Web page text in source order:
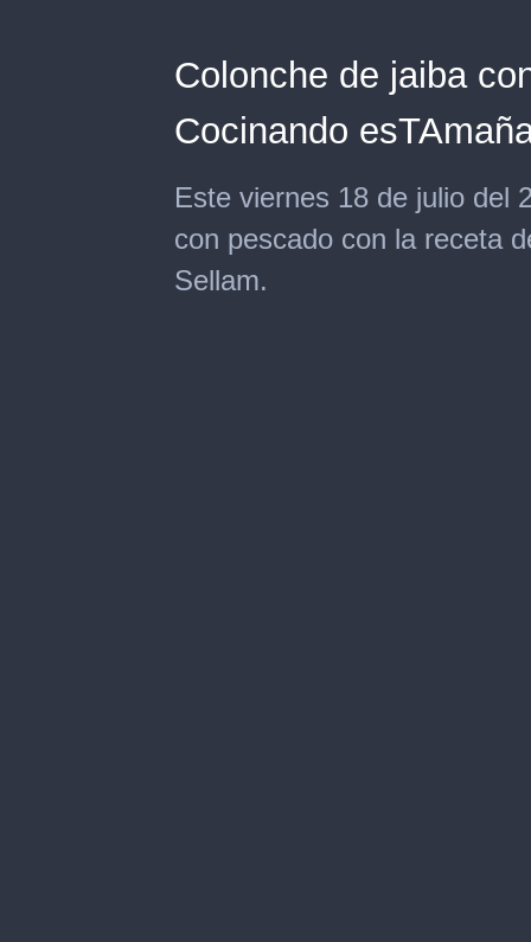
Colonche de jaiba
Cocinando
Este viernes 18 de julio del
con pescado con la receta
Sellam.